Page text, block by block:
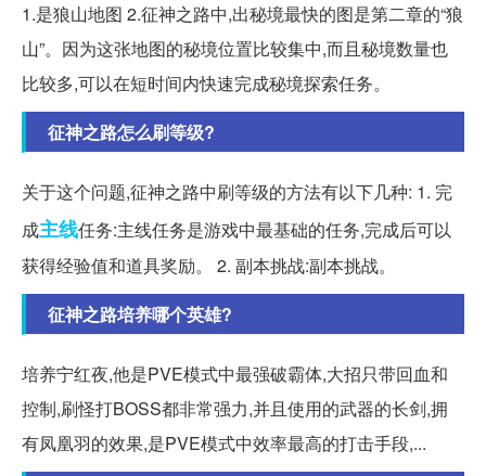
1.是狼山地图 2.征神之路中,出秘境最快的图是第二章的“狼
山”。因为这张地图的秘境位置比较集中,而且秘境数量也
比较多,可以在短时间内快速完成秘境探索任务。
征神之路怎么刷等级?
关于这个问题,征神之路中刷等级的方法有以下几种: 1. 完
成主线任务:主线任务是游戏中最基础的任务,完成后可以
获得经验值和道具奖励。 2. 副本挑战:副本挑战。
征神之路培养哪个英雄?
培养宁红夜,他是PVE模式中最强破霸体,大招只带回血和
控制,刷怪打BOSS都非常强力,并且使用的武器的长剑,拥
有凤凰羽的效果,是PVE模式中效率最高的打击手段,...